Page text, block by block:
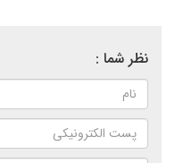
نظر شما :